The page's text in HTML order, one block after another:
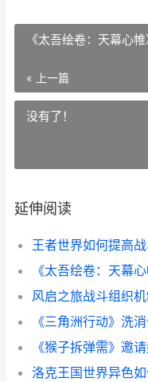
《太吾绘卷：天幕心
« 上一篇
没有了！
延伸阅读
王者世界如何提高
风启之旅战斗组织
《猴子拆弹需》邀